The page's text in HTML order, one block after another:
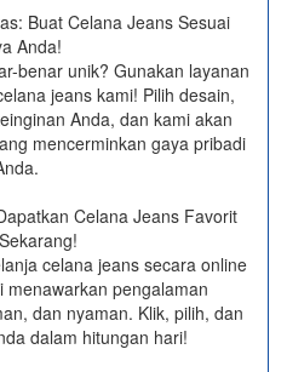
Buat Celana Jeans Sesuai
Anda!
benar unik? Gunakan layanan
jeans kami! Pilih desain,
Anda, dan kami akan
mencerminkan gaya pribadi
Celana Jeans Favorit
celana jeans secara online
menawarkan pengalaman
dan nyaman. Klik, pilih, dan
dalam hitungan hari!